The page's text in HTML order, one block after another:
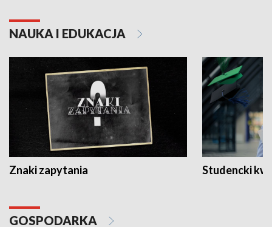
NAUKA I EDUKACJA
Znaki zapytania Studencki
GOSPODARKA